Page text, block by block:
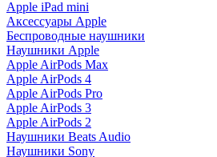
Apple iPad mini
Аксессуары Apple
Беспроводные наушники
Наушники Apple
Apple AirPods Max
Apple AirPods 4
Apple AirPods Pro
Apple AirPods 3
Apple AirPods 2
Наушники Beats Audio
Наушники Sony